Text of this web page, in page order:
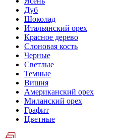
Дуб
Шоколад
Итальянский орех
Красное дерево
Слоновая кость
Черные
Светлые
Темные
Вишня
Американский орех
Миланский орех
Графит
Цветные